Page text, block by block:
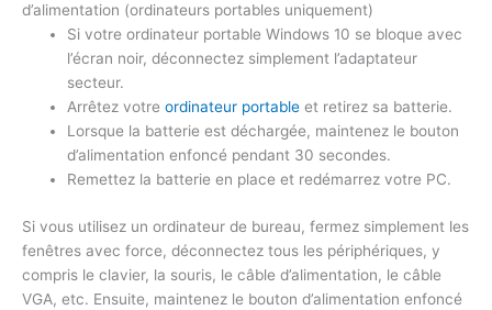
d’alimentation (ordinateurs portables uniquement)
Si votre ordinateur portable Windows 10 se bloque avec
l’écran noir, déconnectez simplement l’adaptateur
secteur.
Arrêtez votreordinateur portable et retirez sa batterie.
Lorsque la batterie est déchargée, maintenez le bouton
d’alimentation enfoncé pendant 30 secondes.
Remettez la batterie en place et redémarrez votre PC.
Si vous utilisez un ordinateur de bureau, fermez simplement les
fenêtres avec force, déconnectez tous les périphériques, y
compris le clavier, la souris, le câble d’alimentation, le câble
VGA, etc. Ensuite, maintenez le bouton d’alimentation enfoncé